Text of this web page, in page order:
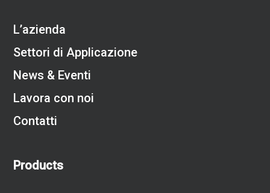
L’azienda
Settori di Applicazione
News & Eventi
Lavora con noi
Contatti
Products